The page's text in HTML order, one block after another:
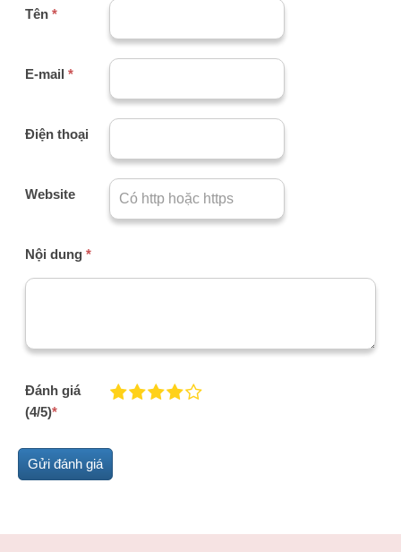
Tên *
E-mail *
Điện thoại
Website
Nội dung *
Đánh giá
(4/5)*